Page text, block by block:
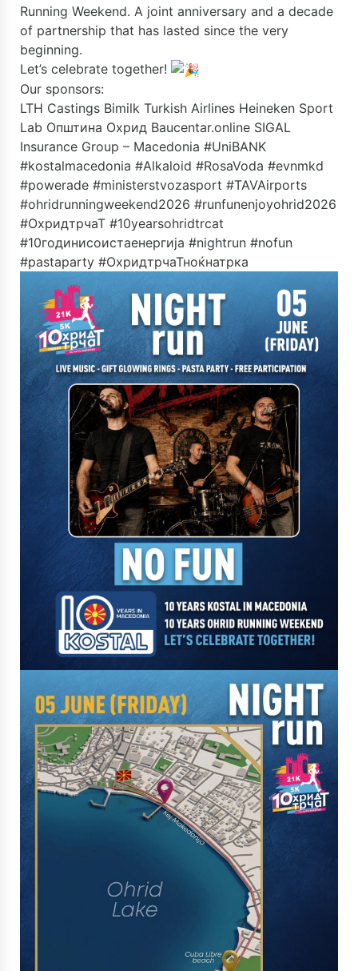
Running Weekend. A joint anniversary and a decade
of partnership that has lasted since the very
beginning.
Let’s celebrate together!
Our sponsors:
LTH Castings Bimilk Turkish Airlines Heineken Sport
Lab Општина Охрид Baucentar.online SIGAL
Insurance Group – Macedonia #UniBANK
#kostalmacedonia #Alkaloid #RosaVoda #evnmkd
#powerade #ministerstvozasport #TAVAirports
#ohridrunningweekend2026 #runfunenjoyohrid2026
#ОхридтрчаТ #10yearsohridtrcat
#10годинисоистаенергија #nightrun #nofun
#pastaparty #ОхридтрчаТноќнатрка